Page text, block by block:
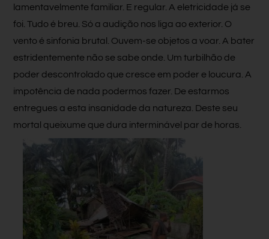
lamentavelmente familiar. E regular. A eletricidade já se
foi. Tudo é breu. Só a audição nos liga ao exterior. O
vento é sinfonia brutal. Ouvem-se objetos a voar. A bater
estridentemente não se sabe onde. Um turbilhão de
poder descontrolado que cresce em poder e loucura. A
impotência de nada podermos fazer. De estarmos
entregues a esta insanidade da natureza. Deste seu
mortal queixume que dura interminável par de horas.